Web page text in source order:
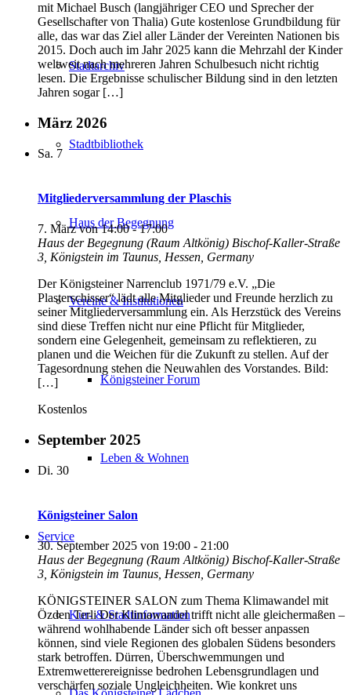
Stadtarchiv
Stadtbibliothek
Haus der Begegnung
Vereine & Institutionen
Königsteiner Forum
Leben & Wohnen
Service
Kur- & Stadtinformation
mit Michael Busch (langjähriger CEO und Sprecher der
Gesellschafter von Thalia) Gute kostenlose Grundbildung für
alle, das war das Ziel aller Länder der Vereinten Nationen bis
2015. Doch auch im Jahr 2025 kann die Mehrzahl der Kinder
weltweit nach mehreren Jahren Schulbesuch nicht richtig
lesen. Die Ergebnisse schulischer Bildung sind in den letzten
Jahren sogar […]
März 2026
Sa. 7
Mitgliederversammlung der Plaschis
7. März von 14:00-17:00
Haus der Begegnung (Raum Altkönig) Bischof-Kaller-Straße
3, Königstein im Taunus, Hessen, Germany
Der Königsteiner Narrenclub 1971/79 e.V. „Die
Plasterschisser“ lädt alle Mitglieder und Freunde herzlich zu
seiner Mitgliederversammlung ein. Als Herzstück des Vereins
sind diese Treffen nicht nur eine Pflicht für Mitglieder,
sondern eine Gelegenheit, gemeinsam zu reflektieren, zu
planen und die Weichen für die Zukunft zu stellen. Auf der
Tagesordnung stehen die Neuwahlen des Vorstandes. Bild:
[…]
Kostenlos
September 2025
Di. 30
Königsteiner Salon
30. September 2025 von 19:00 - 21:00
Haus der Begegnung (Raum Altkönig) Bischof-Kaller-Straße
3, Königstein im Taunus, Hessen, Germany
KÖNIGSTEINER SALON zum Thema Klimawandel mit
Özden Terli Der Klimawandel trifft nicht alle gleichermaßen –
während wohlhabende Länder sich oft besser anpassen
können, sind viele Regionen des globalen Südens besonders
stark betroffen. Dürren, Überschwemmungen und
Extremwetterereignisse bedrohen Lebensgrundlagen und
verschärfen soziale Ungleichheiten. Wie konkret uns